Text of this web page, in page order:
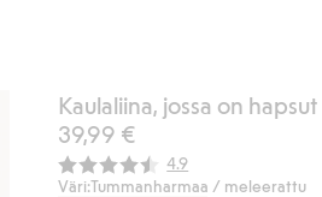
Kaulaliina, jossa on hapsut
39,99 €
Keskimääräinen
4.9
Väri:Tummanharmaa / meleerattu